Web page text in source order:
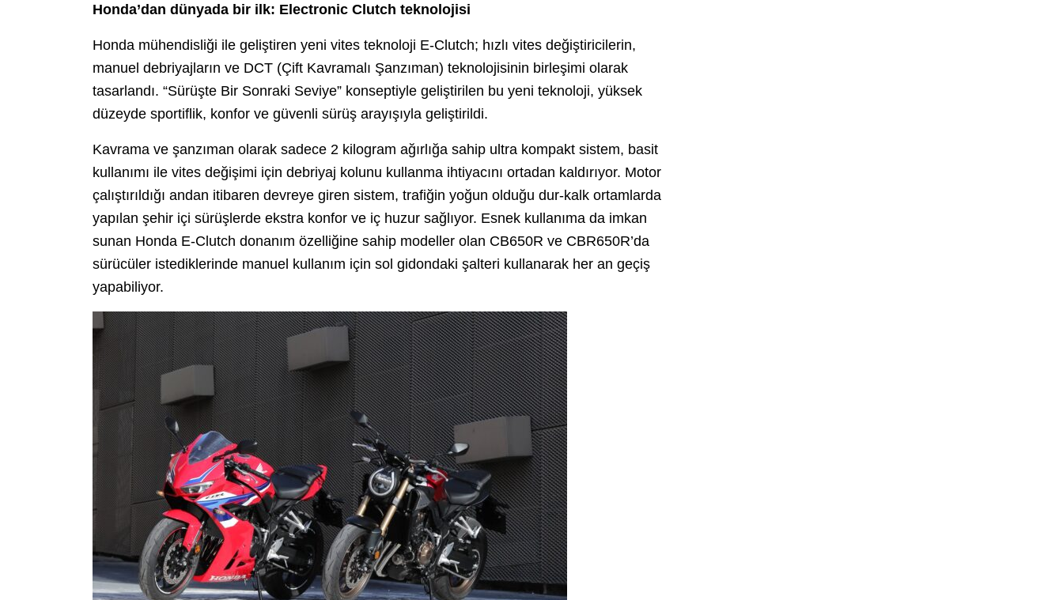
Honda’dan dünyada bir ilk: Electronic Clutch teknolojisi
Honda mühendisliği ile geliştiren yeni vites teknoloji E-Clutch; hızlı vites değiştiricilerin,
manuel debriyajların ve DCT (Çift Kavramalı Şanzıman) teknolojisinin birleşimi olarak
tasarlandı. “Sürüşte Bir Sonraki Seviye” konseptiyle geliştirilen bu yeni teknoloji, yüksek
düzeyde sportiflik, konfor ve güvenli sürüş arayışıyla geliştirildi.
Kavrama ve şanzıman olarak sadece 2 kilogram ağırlığa sahip ultra kompakt sistem, basit
kullanımı ile vites değişimi için debriyaj kolunu kullanma ihtiyacını ortadan kaldırıyor. Motor
çalıştırıldığı andan itibaren devreye giren sistem, trafiğin yoğun olduğu dur-kalk ortamlarda
yapılan şehir içi sürüşlerde ekstra konfor ve iç huzur sağlıyor. Esnek kullanıma da imkan
sunan Honda E-Clutch donanım özelliğine sahip modeller olan CB650R ve CBR650R’da
sürücüler istediklerinde manuel kullanım için sol gidondaki şalteri kullanarak her an geçiş
yapabiliyor.